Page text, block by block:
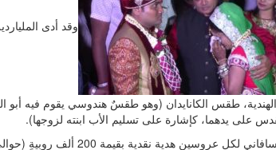
وقد أدى
طقس الكانايدان (وهو طقسٌ هندوسي يقوم فيه
على يدهما، كإشارة على تسليم الأب ابنته لزوجها).